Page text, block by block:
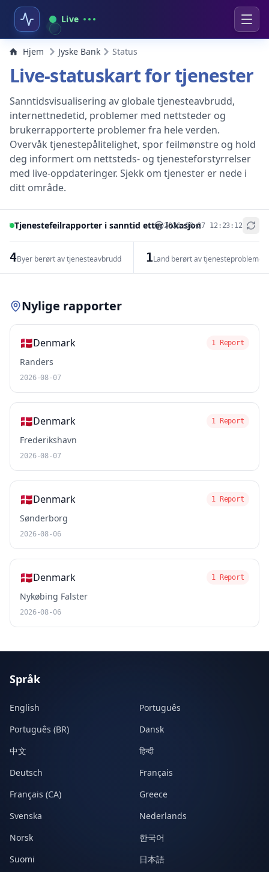
Live
Hjem Jyske Bank Status
Live-statuskart for tjenester
Sanntidsvisualisering av globale tjenesteavbrudd,
internettnedetid, problemer med nettsteder og
brukerrapporterte problemer fra hele verden.
Overvåk tjenestepålitelighet, spor feilmønstre og hold
deg informert om nettsteds- og tjenesteforstyrrelser
med live-oppdateringer. Sjekk om tjenester er nede i
ditt område.
Tjenestefeilrapporter i sanntid etter lokasjon2026-08-07 12:23:12
4Byer berørt av tjenesteavbrudd 1Land berørt av tjenesteproblemer
+
Nylige rapporter
🇩🇰Denmark 1 Report
Randers
2026-08-07
🇩🇰Denmark 1 Report
Frederikshavn
2026-08-07
🇩🇰Denmark 1 Report
Sønderborg
2026-08-06
🇩🇰Denmark 1 Report
Nykøbing Falster
2026-08-06
Språk
English
Português
Português (BR)
Dansk
中文
हिन्दी
Deutsch
Français
Français (CA)
Greece
Svenska
Nederlands
Norsk
한국어
Suomi
日本語